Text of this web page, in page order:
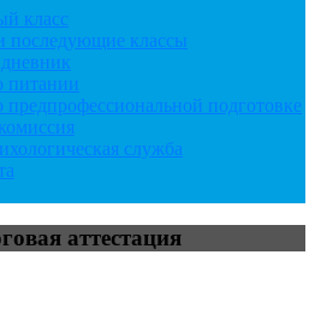
класс
последующие классы
питании
подготовке
служба
аттестация